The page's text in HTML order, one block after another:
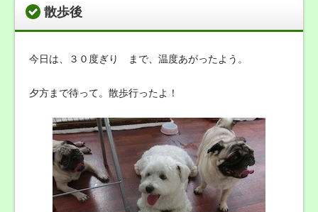
散歩後
今日は、３０度ぎり まで、温度あがったよう。
夕方まで待って。散歩行ったよ！